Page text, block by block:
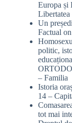
Europa și
Libertatea
Un
Factual on
politic,
– Familia
Istoria
14 –
tot mai